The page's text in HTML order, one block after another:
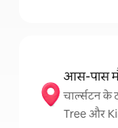
आस-पास
चार्ल्सटन के
Tree और